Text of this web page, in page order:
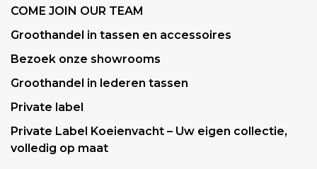
COME JOIN OUR TEAM
Groothandel in tassen en accessoires
Bezoek onze showrooms
Groothandel in lederen tassen
Private label
Private Label Koeienvacht – Uw eigen collectie,
volledig op maat